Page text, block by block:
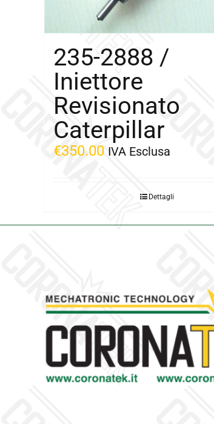
235-2888 /
Iniettore
Revisionato
Caterpillar
€350.00 IVA Esclusa
Dettagli